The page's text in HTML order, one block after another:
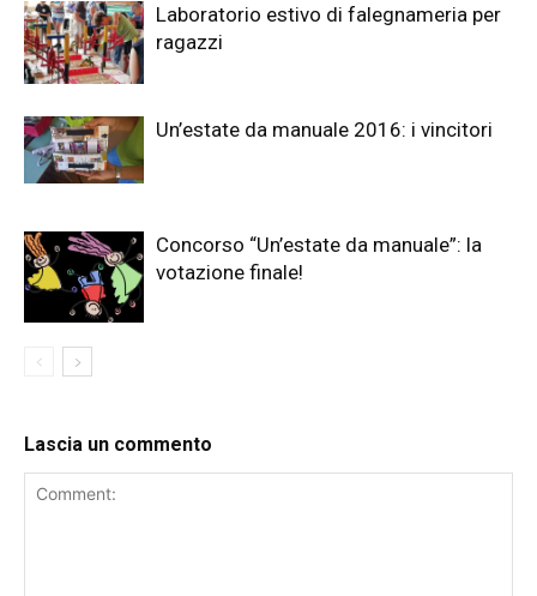
Laboratorio estivo di falegnameria per
ragazzi
Un’estate da manuale 2016: i vincitori
Concorso “Un’estate da manuale”: la
votazione finale!
Lascia un commento